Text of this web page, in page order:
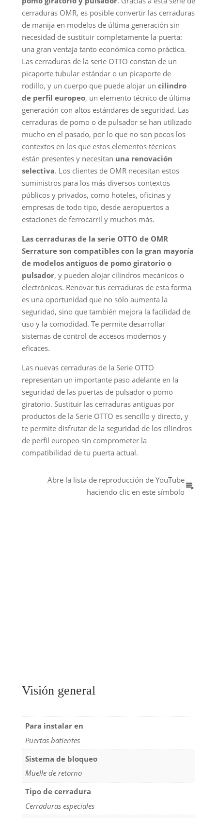
cerraduras OMR, es posible convertir las cerraduras
de manija en modelos de última generación sin
necesidad de sustituir completamente la puerta:
una gran ventaja tanto económica como práctica.
Las cerraduras de la serie OTTO constan de un
picaporte tubular estándar o un picaporte de
rodillo, y un cuerpo que puede alojar un cilindro
de perfil europeo, un elemento técnico de última
generación con altos estándares de seguridad. Las
cerraduras de pomo o de pulsador se han utilizado
mucho en el pasado, por lo que no son pocos los
contextos en los que estos elementos técnicos
están presentes y necesitan una renovación
selectiva. Los clientes de OMR necesitan estos
suministros para los más diversos contextos
públicos y privados, como hoteles, oficinas y
empresas de todo tipo, desde aeropuertos a
estaciones de ferrocarril y muchos más.
Las cerraduras de la serie OTTO de OMR
Serrature son compatibles con la gran mayoría
de modelos antiguos de pomo giratorio o
pulsador, y pueden alojar cilindros mecánicos o
electrónicos. Renovar tus cerraduras de esta forma
es una oportunidad que no sólo aumenta la
seguridad, sino que también mejora la facilidad de
uso y la comodidad. Te permite desarrollar
sistemas de control de accesos modernos y
eficaces.
Las nuevas cerraduras de la Serie OTTO
representan un importante paso adelante en la
seguridad de las puertas de pulsador o pomo
giratorio. Sustituir las cerraduras antiguas por
productos de la Serie OTTO es sencillo y directo, y
te permite disfrutar de la seguridad de los cilindros
de perfil europeo sin comprometer la
compatibilidad de tu puerta actual.
Abre la lista de reproducción de YouTube
haciendo clic en este símbolo
Visión general
Para instalar en
Puertas batientes
Sistema de bloqueo
Muelle de retorno
Tipo de cerradura
Cerraduras especiales